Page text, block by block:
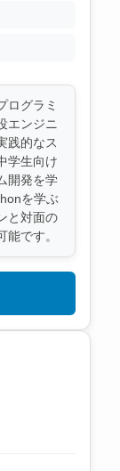
ログラミ
エンジニ
践的なス
学生向け
開発を学
を学ぶ
と対面の
です。